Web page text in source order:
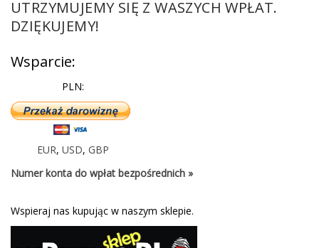
UTRZYMUJEMY SIĘ Z WASZYCH WPŁAT.
DZIĘKUJEMY!
Wsparcie:
PLN:
EUR, USD, GBP
Numer konta do wpłat bezpośrednich »
Wspieraj nas kupując w naszym sklepie.